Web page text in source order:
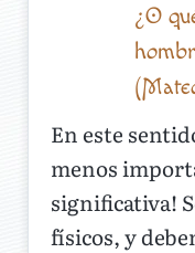
¿O
En este
menos
significativa!
físicos, y